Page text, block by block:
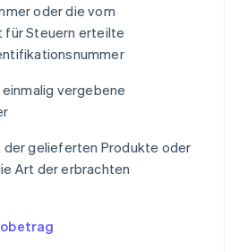
oder die vom
für Steuern erteilte
vergebene
der gelieferten Produkte oder
Art der erbrachten